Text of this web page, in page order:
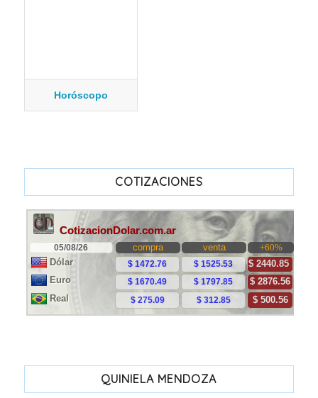
Horóscopo
COTIZACIONES
QUINIELA MENDOZA